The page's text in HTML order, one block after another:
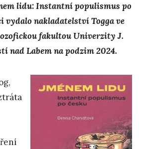
lidu: Instantní populismus po
vydalo nakladatelství Togga ve
fakultou Univerzity J.
nad Labem na podzim 2024.